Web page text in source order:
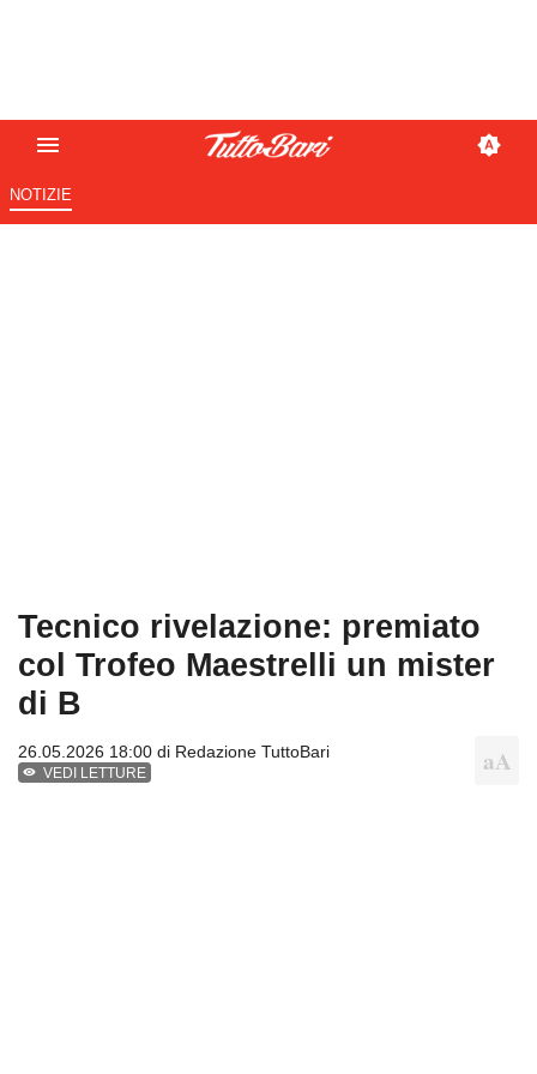
NOTIZIE
Tecnico rivelazione: premiato
col Trofeo Maestrelli un mister
di B
26.05.2026 18:00 di Redazione TuttoBari
VEDI LETTURE